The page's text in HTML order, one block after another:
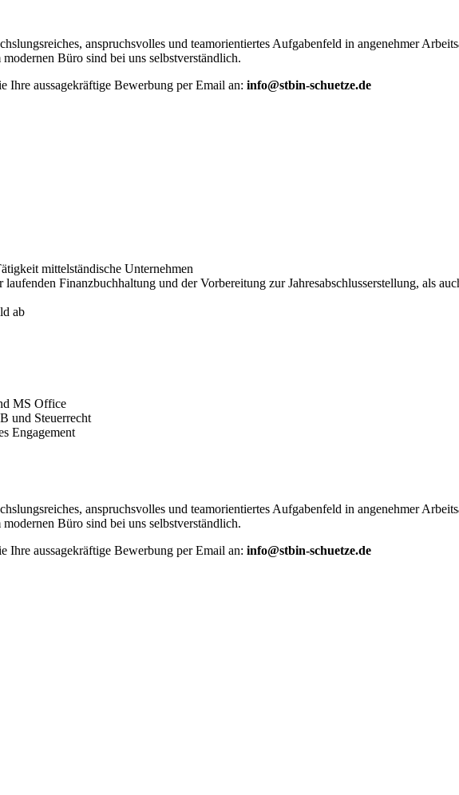
anspruchsvolles und teamorientiertes Aufgabenfeld in angenehmer
Büro sind bei uns selbstverständlich.
Ihre aussagekräftige Bewerbung per Email an: info@stbin-schuetze.de
mittelständische Unternehmen
Finanzbuchhaltung und der Vorbereitung zur Jahresabschlusserstellung, als
ab
MS Office
und Steuerrecht
Engagement
anspruchsvolles und teamorientiertes Aufgabenfeld in angenehmer
Büro sind bei uns selbstverständlich.
Ihre aussagekräftige Bewerbung per Email an: info@stbin-schuetze.de